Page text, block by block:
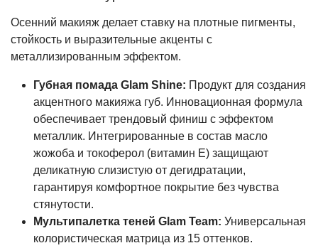
Осенний макияж делает ставку на плотные пигменты,
стойкость и выразительные акценты с
металлизированным эффектом.
Губная помада Glam Shine: Продукт для создания
акцентного макияжа губ. Инновационная формула
обеспечивает трендовый финиш с эффектом
металлик. Интегрированные в состав масло
жожоба и токоферол (витамин Е) защищают
деликатную слизистую от дегидратации,
гарантируя комфортное покрытие без чувства
стянутости.
Мультипалетка теней Glam Team: Универсальная
колористическая матрица из 15 оттенков.